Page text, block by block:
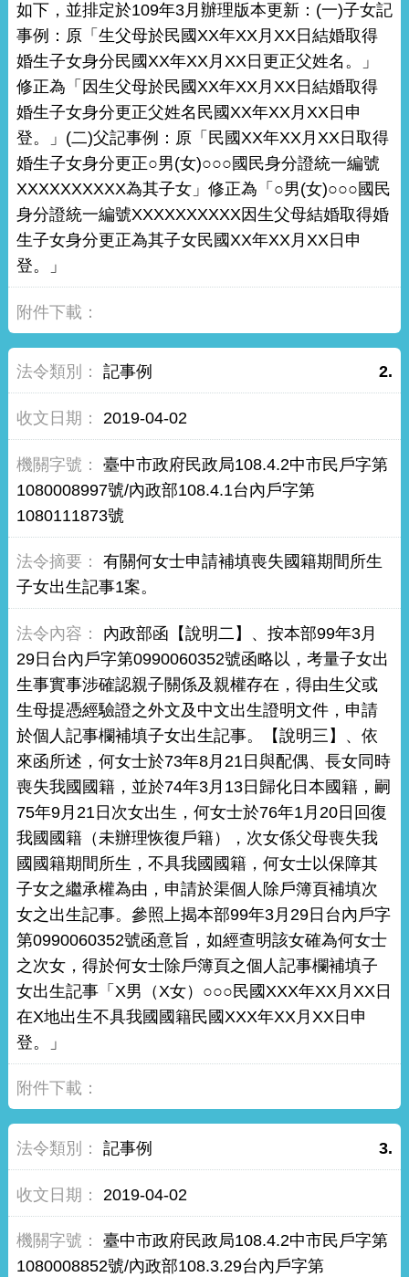
如下，並排定於109年3月辦理版本更新：(一)子女記
事例：原「生父母於民國XX年XX月XX日結婚取得
婚生子女身分民國XX年XX月XX日更正父姓名。」
修正為「因生父母於民國XX年XX月XX日結婚取得
婚生子女身分更正父姓名民國XX年XX月XX日申
登。」(二)父記事例：原「民國XX年XX月XX日取得
婚生子女身分更正○男(女)○○○國民身分證統一編號
XXXXXXXXXX為其子女」修正為「○男(女)○○○國民
身分證統一編號XXXXXXXXXX因生父母結婚取得婚
生子女身分更正為其子女民國XX年XX月XX日申
登。」
2.
記事例
2019-04-02
臺中市政府民政局108.4.2中市民戶字第
1080008997號/內政部108.4.1台內戶字第
1080111873號
有關何女士申請補填喪失國籍期間所生
子女出生記事1案。
內政部函【說明二】、按本部99年3月
29日台內戶字第0990060352號函略以，考量子女出
生事實事涉確認親子關係及親權存在，得由生父或
生母提憑經驗證之外文及中文出生證明文件，申請
於個人記事欄補填子女出生記事。【說明三】、依
來函所述，何女士於73年8月21日與配偶、長女同時
喪失我國國籍，並於74年3月13日歸化日本國籍，嗣
75年9月21日次女出生，何女士於76年1月20日回復
我國國籍（未辦理恢復戶籍），次女係父母喪失我
國國籍期間所生，不具我國國籍，何女士以保障其
子女之繼承權為由，申請於渠個人除戶簿頁補填次
女之出生記事。參照上揭本部99年3月29日台內戶字
第0990060352號函意旨，如經查明該女確為何女士
之次女，得於何女士除戶簿頁之個人記事欄補填子
女出生記事「X男（X女）○○○民國XXX年XX月XX日
在X地出生不具我國國籍民國XXX年XX月XX日申
登。」
3.
記事例
2019-04-02
臺中市政府民政局108.4.2中市民戶字第
1080008852號/內政部108.3.29台內戶字第